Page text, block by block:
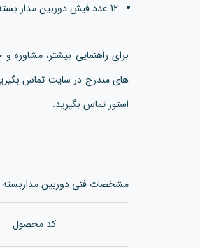
12 عدد فیش دوربین مدار بسته و 12 عدد فیش آداپتور
برای راهنمایی بیشتر، مشاوره
های مندرج در سایت تماس
استور تماس بگیرید.
مشخصات فنی دوربین مداربسته
کد محصول